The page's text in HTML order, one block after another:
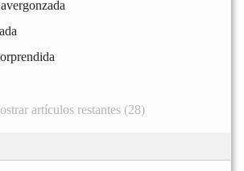
artículos restantes (28)